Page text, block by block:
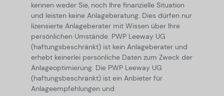
kennen weder Sie, noch Ihre finanzielle Situation
und leisten keine Anlageberatung. Dies dürfen nur
lizensierte Anlageberater mit Wissen über Ihre
persönlichen Umstände. PWP Leeway UG
(haftungsbeschränkt) ist kein Anlageberater und
erhebt keinerlei persönliche Daten zum Zweck der
Anlageoptimierung. Die PWP Leeway UG
(haftungsbeschränkt) ist ein Anbieter für
Anlageempfehlungen und